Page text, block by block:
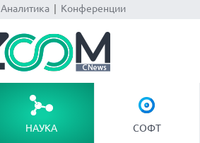
Аналитика| Конференции
НАУКА СОФТ